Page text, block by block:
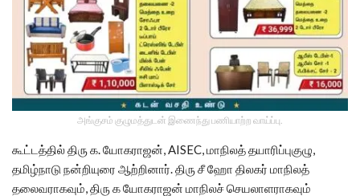
அங்குசம் குழுமத்துடன் இணைந்து பணியாற்ற வாய்ப்பு.
கூட்டத்தில் திரு க. யோகராஜன், AISEC, மாநிலத் தயாரிப்புகுழு,
தமிழ்நாடு நன்றியுரை ஆற்றினார். திரு சீ ஹோ திலகர் மாநிலத்
தலைவராகவும், திரு க யோகராஜன் மாநிலச் செயலாளராகவும்